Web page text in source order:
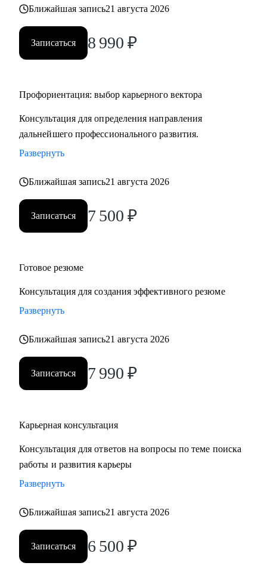
Ближайшая запись21 августа 2026
Записаться 8 990 ₽
Профориентация: выбор карьерного вектора
Консультация для определения направления
дальнейшего профессионального развития.
Развернуть
Ближайшая запись21 августа 2026
Записаться 7 500 ₽
Готовое резюме
Консультация для создания эффективного резюме
Развернуть
Ближайшая запись21 августа 2026
Записаться 7 990 ₽
Карьерная консультация
Консультация для ответов на вопросы по теме поиска
работы и развития карьеры
Развернуть
Ближайшая запись21 августа 2026
Записаться 6 500 ₽